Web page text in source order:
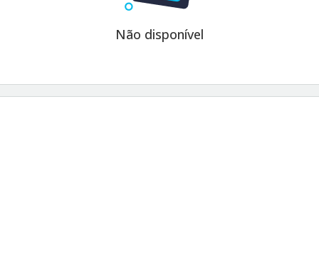
Não disponível